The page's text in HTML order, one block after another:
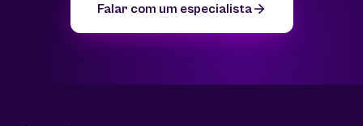
Falar com um especialista